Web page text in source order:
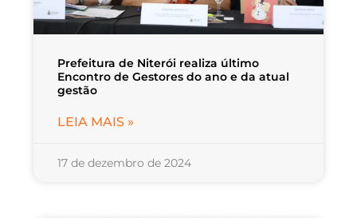
Prefeitura de Niterói realiza último
Encontro de Gestores do ano e da atual
gestão
LEIA MAIS »
17 de dezembro de 2024